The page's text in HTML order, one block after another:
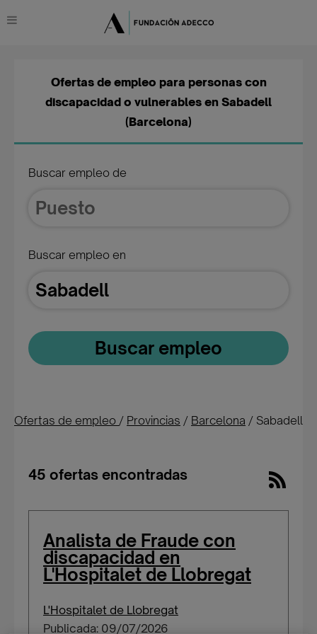
Buscar empleo de
Buscar empleo en
Buscar empleo
Ofertas de empleo para personas con
discapacidad o vulnerables en Sabadell
(Barcelona)
Ofertas de empleo / Provincias / Barcelona / Sabadell
45 ofertas encontradas
Analista de Fraude con
discapacidad en
L'Hospitalet de Llobregat
L'Hospitalet de Llobregat
Publicada: 09/07/2026